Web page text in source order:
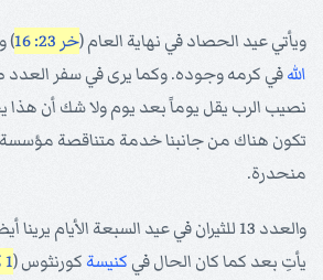
ويأتي عيد الحصاد في نهاية العام (خر 23: 16
)
الله
نصيب الرب يقل يوماً بعد يوم ولا شك أن هذا
تكون هناك من جانبنا خدمة متناقصة
منحدرة.
والعدد 13 للثيران في عيد السبعة الأيام
يأتِ بعد كما كان الحال في كنيسةكورنثوس (1 كو 13: 8- 12